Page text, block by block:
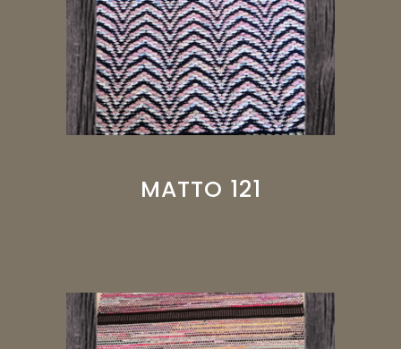
MATTO 121